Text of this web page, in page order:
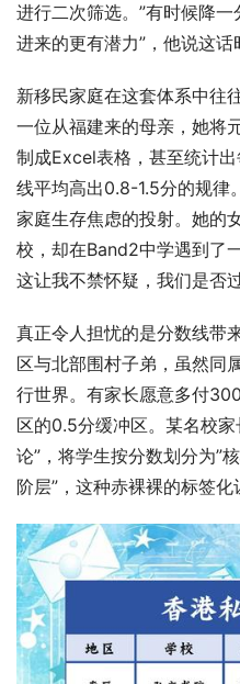
进行二次筛选。”有时候降
进来的更有潜力”，他说这话
新移民家庭在这套体系中往
一位从福建来的母亲，她将
制成Excel表格，甚至统计
线平均高出0.8-1.5分的规律
家庭生存焦虑的投射。她的
校，却在Band2中学遇到
这让我不禁怀疑，我们是否
真正令人担忧的是分数线带
区与北部围村子弟，虽然同
行世界。有家长愿意多付
区的0.5分缓冲区。某名校
论”，将学生按分数划分为”
阶层”，这种赤裸裸的标签化